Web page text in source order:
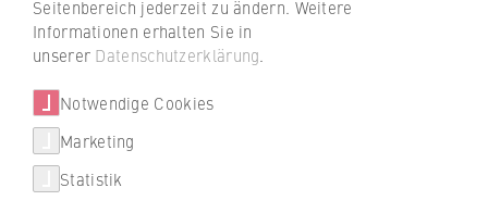
u
S
a
e
f
r
W
i
r
u
r
t
a
t
Über uns
Aussicht
Die Deutsche Bahn (DB), Praxispartner im
Dualen Studium, empfing uns zu einer
Besichtigung ihrer neuesten Büroflächen in
Berlin: in den ehemaligen Gasometer auf dem
Euref Campus in Schöneberg.
Seitenbereich jederzeit zu ändern. Weitere
Informationen erhalten Sie in
unserer Datenschutzerklärung
Notwendige Cookies
Marketing
Statistik